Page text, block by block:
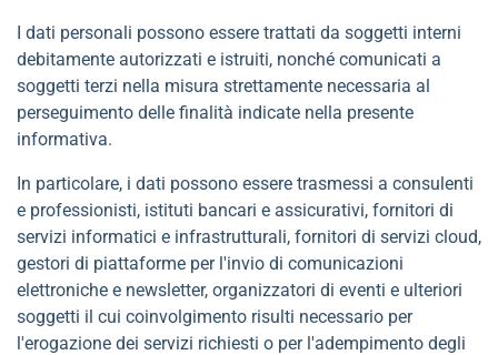
I dati personali possono essere trattati da soggetti interni
debitamente autorizzati e istruiti, nonché comunicati a
soggetti terzi nella misura strettamente necessaria al
perseguimento delle finalità indicate nella presente
informativa.
In particolare, i dati possono essere trasmessi a consulenti
e professionisti, istituti bancari e assicurativi, fornitori di
servizi informatici e infrastrutturali, fornitori di servizi cloud,
gestori di piattaforme per l'invio di comunicazioni
elettroniche e newsletter, organizzatori di eventi e ulteriori
soggetti il cui coinvolgimento risulti necessario per
l'erogazione dei servizi richiesti o per l'adempimento degli